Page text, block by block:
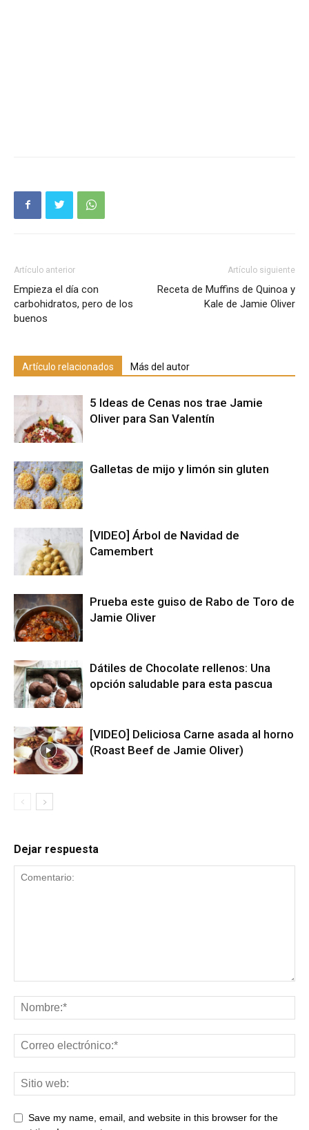
Artículo anterior
Empieza el día con
carbohidratos, pero de los
buenos
Artículo siguiente
Receta de Muffins de Quinoa y
Kale de Jamie Oliver
Artículo relacionados Más del autor
5 Ideas de Cenas nos trae Jamie
Oliver para San Valentín
Galletas de mijo y limón sin gluten
[VIDEO] Árbol de Navidad de
Camembert
Prueba este guiso de Rabo de Toro de
Jamie Oliver
Dátiles de Chocolate rellenos: Una
opción saludable para esta pascua
[VIDEO] Deliciosa Carne asada al horno
(Roast Beef de Jamie Oliver)
Dejar respuesta
Save my name, email, and website in this browser for the